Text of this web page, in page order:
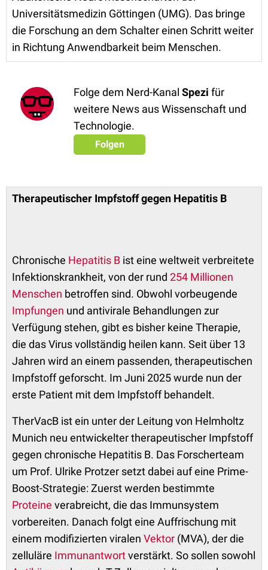
Universitätsmedizin Göttingen (UMG). Das bringe
die Forschung an dem Schalter einen Schritt weiter
in Richtung Anwendbarkeit beim Menschen.
Folge dem Nerd-Kanal Spezi für
weitere News aus Wissenschaft und
Technologie.
Folgen
Therapeutischer Impfstoff gegen Hepatitis B
Chronische Hepatitis B ist eine weltweit verbreitete
Infektionskrankheit, von der rund 254 Millionen
Menschen betroffen sind. Obwohl vorbeugende
Impfungen und antivirale Behandlungen zur
Verfügung stehen, gibt es bisher keine Therapie,
die das Virus vollständig heilen kann. Seit über 13
Jahren wird an einem passenden, therapeutischen
Impfstoff geforscht. Im Juni 2025 wurde nun der
erste Patient mit dem Impfstoff behandelt.
TherVacB ist ein unter der Leitung von Helmholtz
Munich neu entwickelter therapeutischer Impfstoff
gegen chronische Hepatitis B. Das Forscherteam
um Prof. Ulrike Protzer setzt dabei auf eine Prime-
Boost-Strategie: Zuerst werden bestimmte
Proteine verabreicht, die das Immunsystem
vorbereiten. Danach folgt eine Auffrischung mit
einem modifizierten viralen Vektor (MVA), der die
zelluläre Immunantwortverstärkt. So sollen sowohl